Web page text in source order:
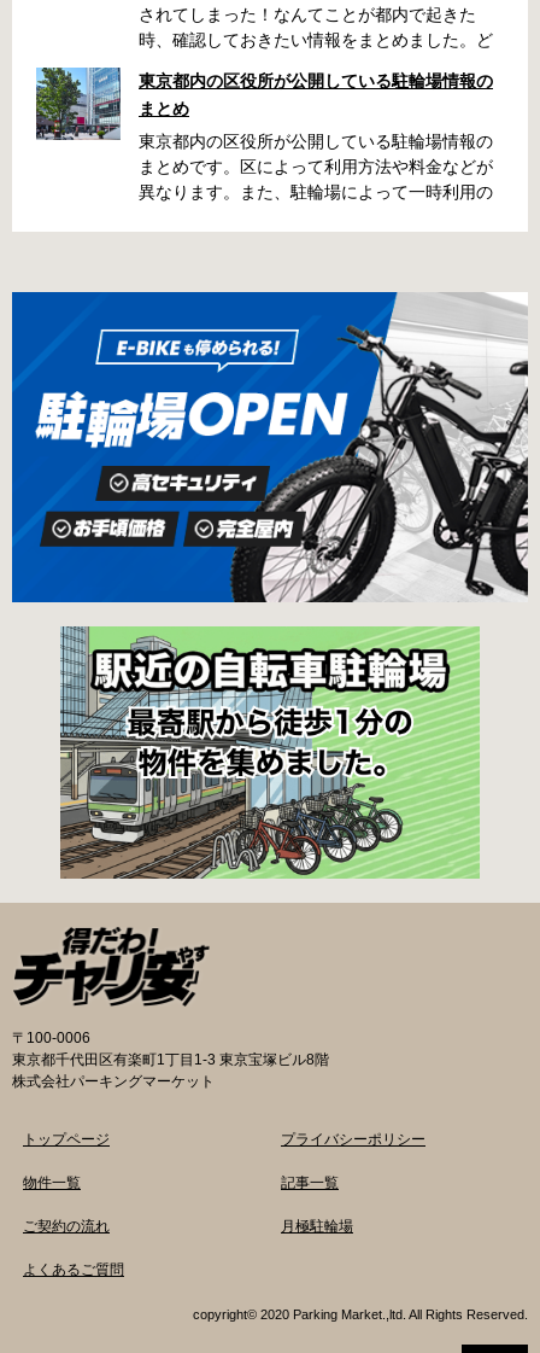
されてしまった！なんてことが都内で起きた
時、確認しておきたい情報をまとめました。ど
くらい？なんて疑問が浮かぶかと思います。事
前に確認していざという時対処しましょう。 千
代田区 / 新宿区 / 品川区 / 港区 / 中央区 / 大田区
/ 北区 / 墨田区 / 渋谷区 / 葛飾区 千代田区で撤去
された場合 猿楽町保管場所 住所 千代田区神田
の地図が置いてあります） 東京メトロ半蔵門
線、都営新宿・三田線神保町駅から徒歩7分 大
手町高架下自転車保管場所 住所 千代田区大手町
二丁目4番 電話 050-2018-6466（千代田区自転
車対策コールセンター） 最寄駅 東京メトロ半蔵
門線、丸の内線大手町駅A5出口 東京メトロ東西
線大手町駅B3出口 返還の際に必要な書類 返還
料 2,000円 自転車の鍵 身分証明証 千代田区HP
はこちら 新宿区で撤去された場合 内藤町自転車
保管場所 住所 新宿区内藤町11番地 ※都立新
宿高校東隣（内藤町11番地4号） 電話 03-5273-
3896 最寄駅 東京メトロ丸ノ内線新宿三丁目駅
から徒歩3分 東京メトロ丸ノ内線新宿御苑前駅
から徒歩6分 JR新宿駅から徒歩8分 西新宿自転
車保管場所 住所
東京都内の区役所が公開している駐輪場情報の
まとめ
東京都内の区役所が公開している駐輪場情報の
まとめです。区によって利用方法や料金などが
異なります。また、駐輪場によって一時利用の
の自転車駐輪場 利用方法 利用登録申請書の提出
申請期間内に利用登録申請書（PDF：
1,396KB） と必要書類を環境まちづくり総務課
あてに郵送（申請期間消印有効）または、期間
内に環境まちづくり総務課（区役所5階5B窓
口）、各出張所の受付時間中に直接お持ちくだ
さい（郵送先・各出張所の受付時間）。電話・
ファクス・メールでは申請できません。 利用料
金 登録手数料 区民3,000円 区外居住者6,000円
生活保護受給者免除（詳しくはお問い合わせく
ださい） ただし、自転車利用者で高校生以下は
3,000円（区内、区外在住を問わず） 定期利用
料金 各駐輪場で定期利用料金が異なります。詳
細は各駐輪場または管理会社にお問い合わせく
ださい。 一時利用料金 2時間まで：0円 10時間
まで：100円 10時間を超えて5時間ごと：100円
千代田区HPはこちら 新宿区の自転車駐輪場 利
用方法 利用登録申請書の提出 利用申請書（申請
窓口で配布。新宿区 ホームページからも取り出
せます）を各申請窓口、交通対策課自転車対策
係（本庁舎7階）・特別出張所に直接お持ちくだ
さい。交通対策課では郵送申請（2月8日 消印有
効）・電子申請も受け付けています。 次年度の
利用に関しては、毎年1月ごろに利用申請一斉受
付を行います。（詳細は区広報、HP等でご案内
いたします。） 登録が決定した方は、交通対策
課から郵送する「利用申請結果通知」「納付
書」と利用料金を指定の自転等駐輪場にお持ち
の上、手続きをしてください。 ※収容台数を超
す。 利用料金 登録手数料 不要です。 定期利用
料金 自転車等駐輪場：1,800円／月 路上自転車
円／年 ※各駐輪場で定期利用料金が異なりま
わせください。 一時利用料金 各駐輪場で一時利
理会社にお問い合わせください。 新宿区HPはこ
ただき、各駐輪場にて管理員に手渡しもしくは
〒100-0006
東京都千代田区有楽町1丁目1-3 東京宝塚ビル8階
株式会社パーキングマーケット
トップページ
物件一覧
ご契約の流れ
よくあるご質問
プライバシーポリシー
記事一覧
月極駐輪場
copyright© 2020 Parking Market.,ltd. All Rights Reserved.